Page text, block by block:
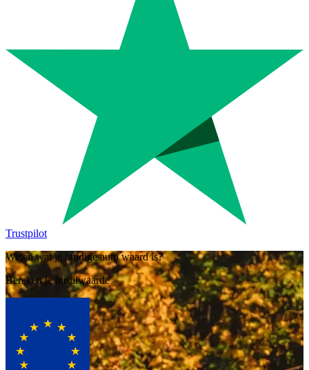
Trustpilot
Weten wat je huidige auto waard is?
Bereken je inruilwaarde